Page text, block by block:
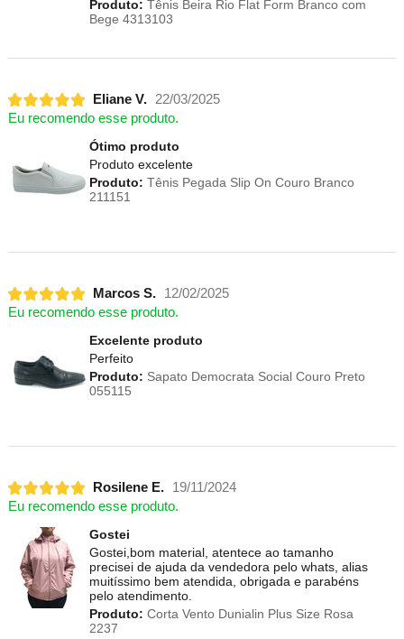
Produto: Tênis Beira Rio Flat Form Branco com
Bege 4313103
Eliane V.
22/03/2025
Eu recomendo esse produto.
Ótimo produto
Produto excelente
Produto: Tênis Pegada Slip On Couro Branco
211151
Marcos S.
12/02/2025
Eu recomendo esse produto.
Excelente produto
Perfeito
Produto: Sapato Democrata Social Couro Preto
055115
Rosilene E.
19/11/2024
Eu recomendo esse produto.
Gostei
Gostei,bom material, atentece ao tamanho
precisei de ajuda da vendedora pelo whats, alias
muitíssimo bem atendida, obrigada e parabéns
pelo atendimento.
Produto: Corta Vento Dunialin Plus Size Rosa
2237